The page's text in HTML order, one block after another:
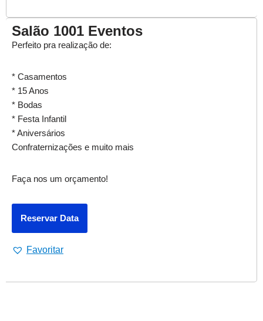
Salão 1001 Eventos
Perfeito pra realização de:
* Casamentos
* 15 Anos
* Bodas
* Festa Infantil
* Aniversários
Confraternizações e muito mais
Faça nos um orçamento!
Reservar Data
Favoritar